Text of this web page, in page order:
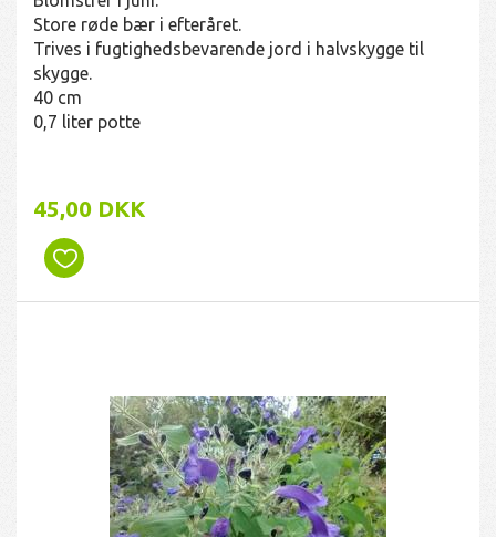
Store røde bær i efteråret.
Trives i fugtighedsbevarende jord i halvskygge til
skygge.
40 cm
0,7 liter potte
45,00 DKK